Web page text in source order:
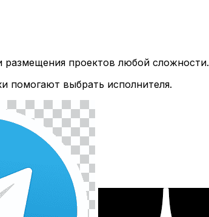
проектов любой сложности.
помогают выбрать исполнителя.